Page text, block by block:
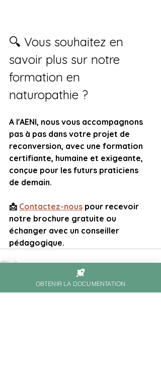
🔍 Vous souhaitez en
savoir plus sur notre
formation en
naturopathie ?
A l'AENI, nous vous accompagnons
pas à pas dans votre projet de
reconversion, avec une formation
certifiante, humaine et exigeante,
conçue pour les futurs praticiens
de demain.
📩 Contactez-nous pour recevoir
notre brochure gratuite ou
échanger avec un conseiller
pédagogique.
Posts récents
OBTENIR LA DOCUMENTATION